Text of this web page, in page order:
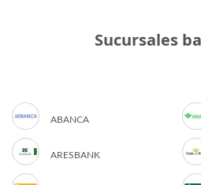
Sucursales
ABANCA
ARESBANK